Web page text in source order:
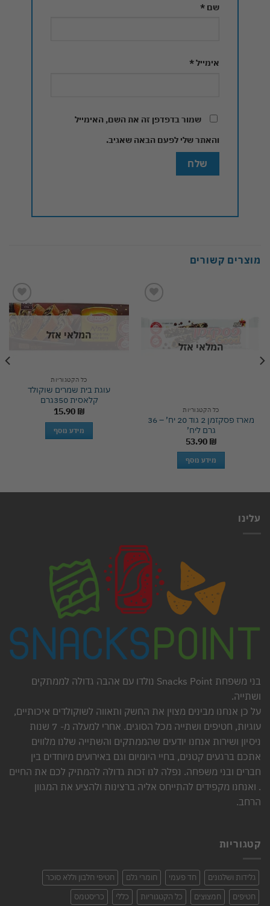
שם *
אימייל*
שמור בדפדפן זה את השם, האימייל
והאתר שלי לפעם הבאה שאגיב.
מוצרים קשורים
המלאי אזל
כל הקטגוריות
מארז פסקזמן 2 גוד 20 יח’ – 36
גרם ליח’
53.90 ₪
מידע נוסף
Add to
wishlist
המלאי אזל
כל הקטגוריות
עוגת בית שמרים שוקולד
קלאסית 350גרם
15.90 ₪
מידע נוסף
עלינו
בני משפחת Snacks Point נולדו עם אהבה גדולה לממתקים
ושתייה.
על כן אנחנו מבינים מצוין את החשק ותאווה לשוקולדים איכותיים,
עוגיות, חטיפים ושתייה מכל הסוגים. אחרי למעלה מ- 7 שנות
ניסיון ושירות אנחנו יודעים שהממתקים והשתייה שלנו מלווים
אתכם ברגעים קטנים, בחיי היומיום וגם באירועים מיוחדים בין
חברים ובני משפחה. נפלה לנו זכות גדולה להמתיק לכם את החיים
. ואנחנו מקפידים להתייחס אליה ברצינות ולהציע את המגוון
הרחב.
קטגוריות
גלידות ושלגונים חד פעמי חומרי גלם
חטיפי חלבון וללא סוכר
חטיפים
חמצוצים כל הקטגוריות כללי
כריסטמס